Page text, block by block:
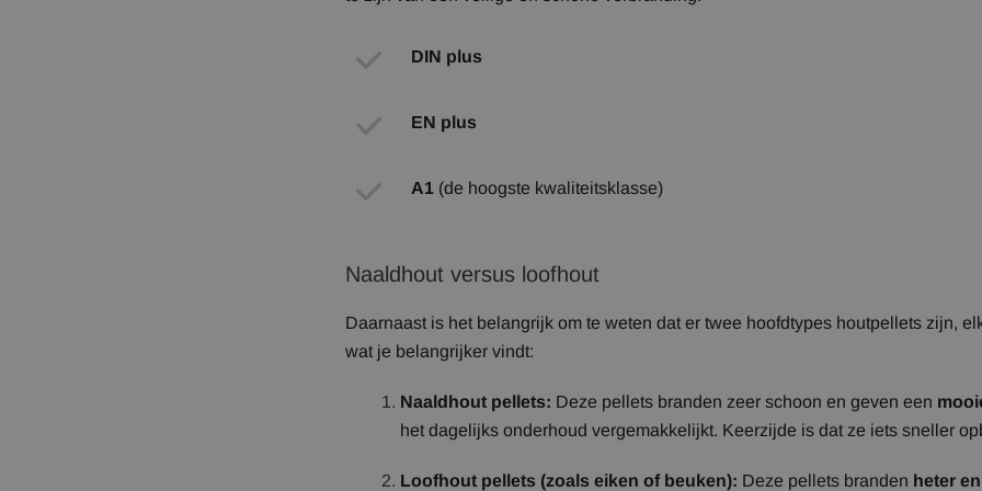
DIN plus
EN plus
A1 (de hoogste kwaliteitsklasse)
Naaldhout versus loofhout
Daarnaast is het belangrijk om te weten dat er twee hoofdtypes houtpellets zijn,
wat je belangrijker vindt:
Naaldhout pellets: Deze pellets branden zeer schoon en geven een
het dagelijks onderhoud vergemakkelijkt. Keerzijde is dat ze iets sneller
Loofhout pellets (zoals eiken of beuken): Deze pellets branden heter